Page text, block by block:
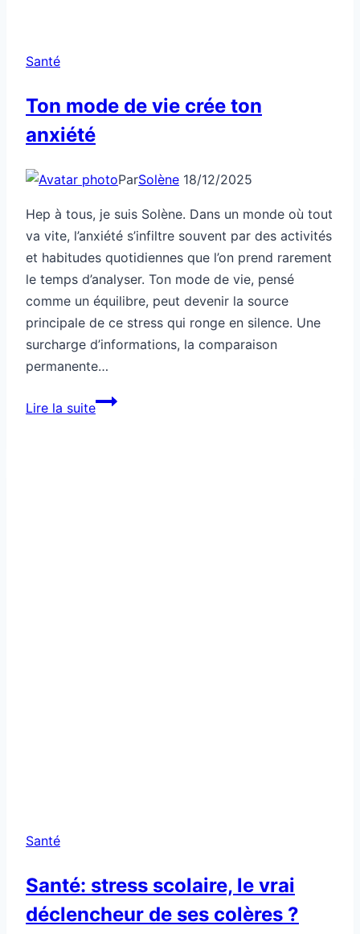
Santé
Ton mode de vie crée ton
anxiété
ParSolène 18/12/2025
Hep à tous, je suis Solène. Dans un monde où tout
va vite, l’anxiété s’infiltre souvent par des activités
et habitudes quotidiennes que l’on prend rarement
le temps d’analyser. Ton mode de vie, pensé
comme un équilibre, peut devenir la source
principale de ce stress qui ronge en silence. Une
surcharge d’informations, la comparaison
permanente…
Lire la suiteTon
Santé
Santé: stress scolaire, le vrai
déclencheur de ses colères ?